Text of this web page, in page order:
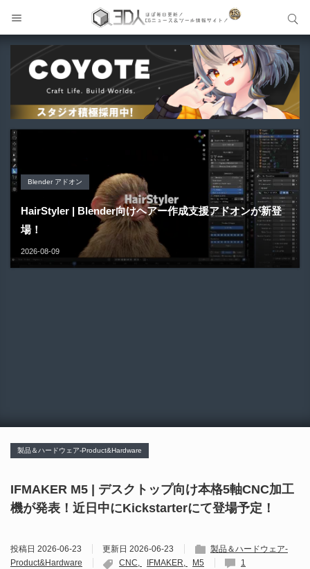
メイキング
GPT-Live × UE5 VR | 会話して触れて反応するAIキャラク
ター！...
2026-08-09
Blender アドオン
HairStyler | Blender向けヘアー作成支援アドオンが新登
場！
2026-08-09
Blender アドオン
Buldozer | Blender向けリトポロジーツールセットアドオ
ン！
2026-08-09
Gizmify Media Plane 2 | MP4・AVI・MKV・MOVな...
2026-08-08
Unreal Engine アセット
Material Parameter Manager | Unreal Engi...
2026-08-07
製品＆ハードウェア-Product&Hardware
IFMAKER M5 | デスクトップ向け本格5軸CNC加工
機が発表！近日中にKickstarterにて登場予定！
投稿日 2026-06-23 更新日 2026-06-23
製品＆ハードウェア-
Product&Hardware
CNC IFMAKER M5 1
サイト内検索